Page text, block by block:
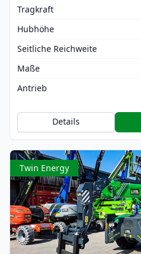
Tragkraft
Hubhöhe
Seitliche Reichweite
Maße
Antrieb
Details
Twin Energy